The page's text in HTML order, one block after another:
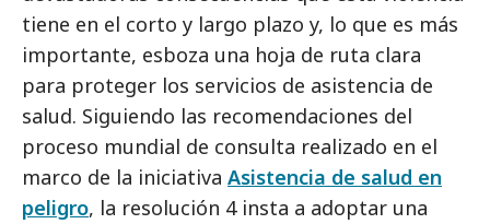
tiene en el corto y largo plazo y, lo que es más
importante, esboza una hoja de ruta clara
para proteger los servicios de asistencia de
salud. Siguiendo las recomendaciones del
proceso mundial de consulta realizado en el
marco de la iniciativa Asistencia de salud en
peligro, la resolución 4 insta a adoptar una